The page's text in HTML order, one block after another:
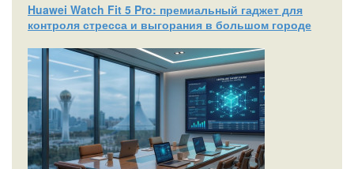
Huawei Watch Fit 5 Pro: премиальный гаджет для
контроля стресса и выгорания в большом городе